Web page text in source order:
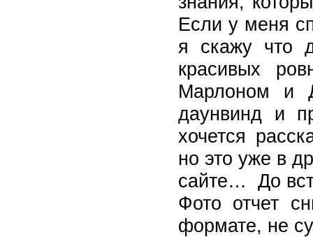
Если у меня
я скажу что
красивых
Марлоном и
даунвинд и
хочется
но это уже в
сайте… До
Фото отчет
формате, не